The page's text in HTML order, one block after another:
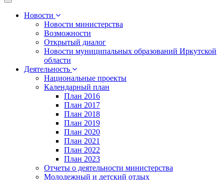
Toggle
navigationНовости
Новости министерства
Возможности
Открытый диалог
Новости муниципальных образований Иркутской
области
Деятельность
Национальные проекты
Календарный план
План 2016
План 2017
План 2018
План 2019
План 2020
План 2021
План 2022
План 2023
Отчеты о деятельности министерства
Молодежный и детский отдых